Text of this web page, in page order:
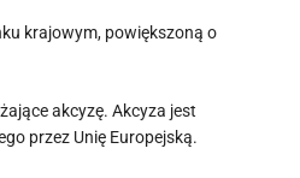
krajowym, powiększoną o
akcyzę. Akcyza jest
przez Unię Europejską.